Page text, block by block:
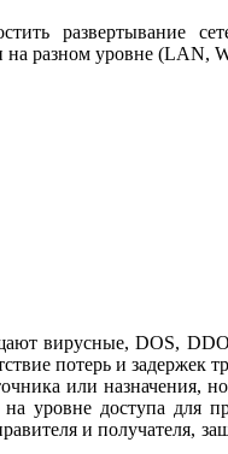
развертывание
на разном уровне (LAN,
вирусные, DOS,
потерь и задержек
или назначения,
уровне доступа для
и получателя,